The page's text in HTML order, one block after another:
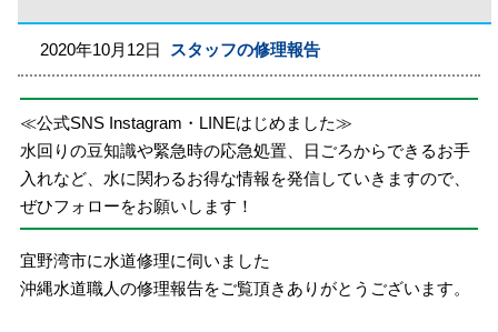
2020年10月12日 スタッフの修理報告
≪公式SNS Instagram・LINEはじめました≫
水回りの豆知識や緊急時の応急処置、日ごろからできるお手
入れなど、水に関わるお得な情報を発信していきますので、
ぜひフォローをお願いします！
宜野湾市に水道修理に伺いました
沖縄水道職人の修理報告をご覧頂きありがとうございます。